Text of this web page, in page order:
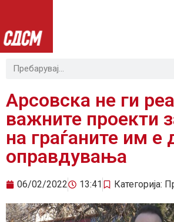
Арсовска не ги
важните проекти
на граѓаните им е
оправдувања
06/02/2022 13:41 Категорија: